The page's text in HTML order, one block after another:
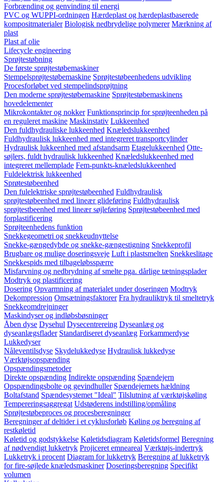
Forbrænding og genvinding til energi
PVC og WUPPI-ordningen Hærdeplast og hærdeplastbaserede
kompositmaterialer Biologisk nedbrydelige polymerer Mærkning af
plast
Plast af olie
Lifecycle engineering
Sprøjtestøbning
De første sprøjtestøbemaskiner
Stempelsprøjtestøbemaskine Sprøjtestøbeenhedens udvikling
Procesforløbet ved stempelindsprøjtning
Den moderne sprøjtestøbemaskine Sprøjtestøbemaskinens
hovedelementer
Mikrokontakter og nokker Funktionsprincip for sprøjteenheden på
en reguleret maskine Maskinstativ Lukkeenhed
Den fuldhydrauliske lukkeenhed Knæledslukkeenhed
Fuldhydraulisk lukkeenhed med integreret transportcylinder
Hydraulisk lukkeenhed med afstandsarm Etagelukkeenhed Otte-
søjlers, fuldt hydraulisk lukkeenhed Knæledslukkeenhed med
integreret mellemplade Fem-punkts-knæledslukkeenhed
Fuldelektrisk lukkeenhed
Sprøtestøbeenhed
Den fulelektriske sprøjtestøbeenhed Fuldhydraulisk
sprøjtestøbeenhed med lineær glideføring Fuldhydraulisk
sprøjtestbeenhed med lineær søjleføring Sprøjtestøbeenhed med
forplastificering
Sprøjteenhedens funktion
Snekkegeometri og snekkeudnyttelse
Snekke-gængedybde og snekke-gængestigning Snekkeprofil
Brugbare og mulige doseringsveje Luft i plastsmelten Snekkeslitage
Snekkespids med tilbageløbsspærre
Misfarvning og nedbrydning af smelte pga. dårlige tætningsplader
Modtryk og plastificering
Dosering Opvarmning af materialet under doseringen Modtryk
Dekompression Omsætningsfaktorer Fra hydrauliktryk til smeltetryk
Snekkeomdrejninger
Maskindyser og indløbsbøsninger
Åben dyse Dysehul Dysecentrereing Dyseanlæg og
dyseanlægsflader Standardiseret dyseanlæg Forkammerdyse
Lukkedyser
Nåleventilsdyse Skydelukkedyse Hydraulisk lukkedyse
Værktøjsopspænding
Opspændingsmetoder
Direkte opspænding Indirekte opspænding Spændejern
Opspændingsbolte og gevindhuller Spændejernets hældning
Boltafstand Spændesystemet "Ideal" Tilslutning af værktøjskøling
Tempereringsaggregat Udstøderens indstilling/opmåling
Sprøjtestøbeproces og procesberegninger
Beregninger af deltider i et cyklusforløb Køling og beregning af
restkøletid
Køletid og godstykkelse Køletidsdiagram Køletidsformel Beregning
af nødvendigt lukketryk Projiceret emneareal Værktøjs-indertryk
Lukketryk i procent Diagram for lukketryk Beregning af lukketryk
for fire-søjlede knæledsmaskiner Doseringsberegning Specifikt
volumen